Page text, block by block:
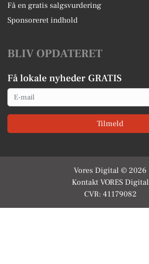
Få en gratis salgsvurdering
Sponsoreret indhold
BLIV OPDATERET
Få lokale nyheder GRATIS
Email
Tilmeld
Vores Digital © 2026
Kontakt VORES Digital
CVR: 41179082